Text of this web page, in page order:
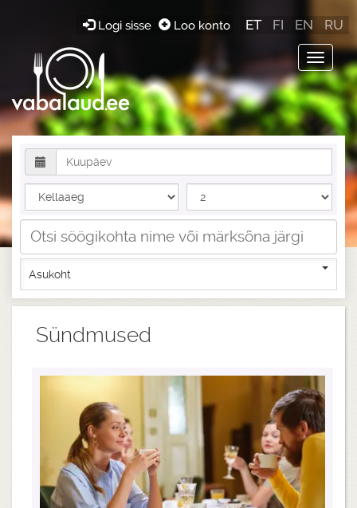
Toggle
Logi sisse Loo konto ET FI EN RU
Asukoht
Sündmused